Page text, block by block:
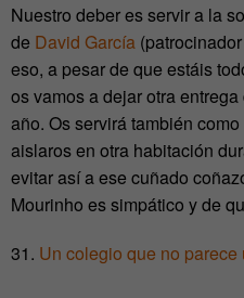
Nuestro deber es servir a la
de David García
eso, a pesar de que estáis
os vamos a dejar otra
año. Os servirá también
aislaros en otra habitación
evitar así a ese cuñado
Mourinho es simpático y de
31. Un colegio que no parece